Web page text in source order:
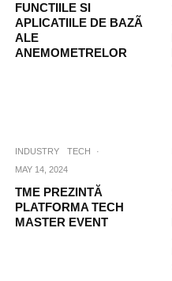
FUNCTIILE SI
APLICATIILE DE BAZÃ
ALE
ANEMOMETRELOR
INDUSTRY TECH
·
MAY 14, 2024
TME PREZINTĂ
PLATFORMA TECH
MASTER EVENT